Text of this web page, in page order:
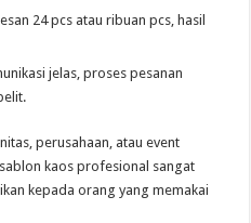
24 pcs atau ribuan pcs, hasil
jelas, proses pesanan
perusahaan, atau event
kaos profesional sangat
kepada orang yang memakai